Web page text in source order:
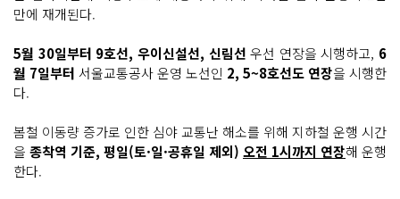
만에 재개된다.
5월 30일부터 9호선, 우이신설선, 신림선 우선 연장을 시행하고, 6
월 7일부터 서울교통공사 운영 노선인 2, 5~8호선도 연장을 시행한
다.
봄철 이동량 증가로 인한 심야 교통난 해소를 위해 지하철 운행 시간
을 종착역 기준, 평일(토·일·공휴일 제외) 오전 1시까지 연장해 운행
한다.